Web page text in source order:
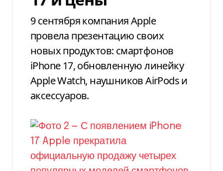
9 сентября компания Apple
провела презентацию своих
новых продуктов: смартфонов
iPhone 17, обновленную линейку
Apple Watch, наушников AirPods и
аксессуаров.